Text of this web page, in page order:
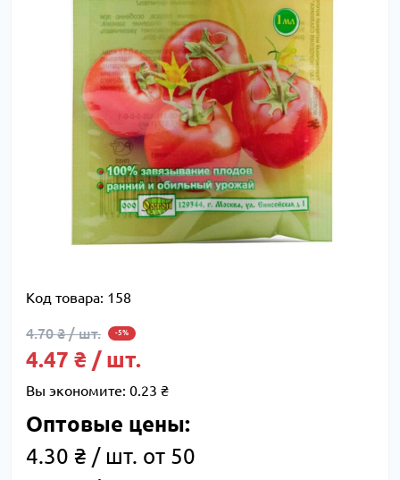
Код товара: 158
4.70 ₴ / шт. -5%
4.47 ₴ / шт.
Вы экономите: 0.23 ₴
Оптовые цены:
4.30 ₴ / шт. от 50